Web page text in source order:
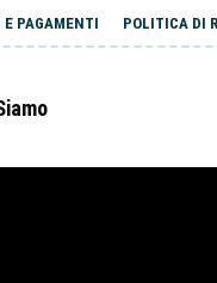
PAGAMENTI POLITICA DI